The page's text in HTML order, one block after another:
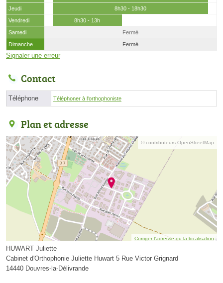
Jeudi
8h30 - 18h30
Vendredi
8h30 - 13h
Samedi
Fermé
Dimanche
Fermé
Signaler une erreur
Contact
Téléphone Téléphoner à l'orthophoniste
Plan et adresse
© contributeurs OpenStreetMap
Corriger l’adresse ou la localisation
HUWART Juliette
Cabinet d'Orthophonie Juliette Huwart 5 Rue Victor Grignard
14440 Douvres-la-Délivrande